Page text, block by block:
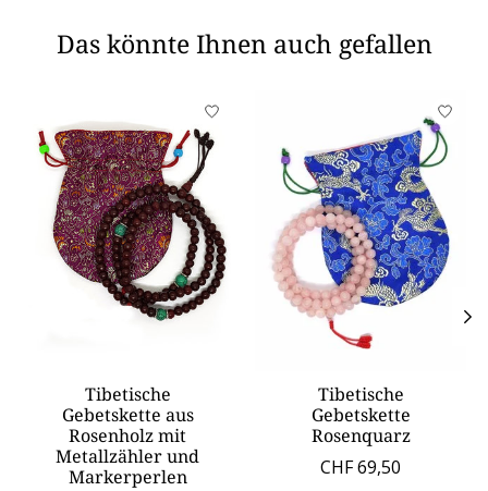
Das könnte Ihnen auch gefallen
Produkt-Karussell-Artikel
Tibetische
Gebetskette aus
Rosenholz mit
Metallzähler und
Markerperlen
Tibetische
Gebetskette
Rosenquarz
CHF 69,50